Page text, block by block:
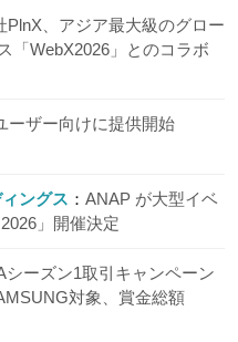
PlnX、アジア最大級のグロー
「WebX2026」とのコラボ
ーザー向けに提供開始
ングス
ANAP が大型イベ
」開催決定
シーズン1取引キャンペーン
対象、賞金総額